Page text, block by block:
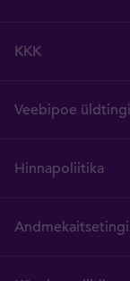
KKK
Veebipoe
Hinnapoliitika